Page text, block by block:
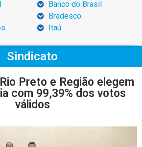
Banco do Brasil
Bradesco
Itaú
Sindicato
Preto e Região elegem
com 99,39% dos votos
válidos